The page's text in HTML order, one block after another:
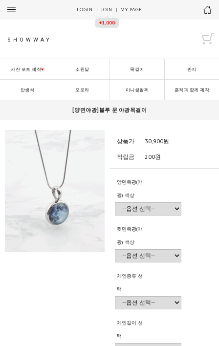
LOGIN JOIN
+1,000
MY PAGE
SHOWWAY
사진 포토 제작♥ 소원달 목걸이 반지
탄생석 오로라 이니셜팔찌 흔적과 함께 제작
[양면야광]블루 문 야광목걸이
상품가 30,900원
적립금 200원
앞면축광(야
광) 색상
뒷면축광(야
광) 색상
체인종류 선
택
체인길이 선
택